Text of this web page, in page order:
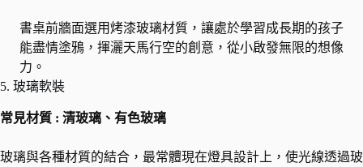
書桌前牆面選用烤漆玻璃材質，讓處於學習成長期的孩子
能盡情塗鴉，揮灑天馬行空的創意，從小啟發無限的想像
力。
5. 玻璃軟裝
常見材質 : 清玻璃、有色玻璃
玻璃與各種材質的結合，最常體現在燈具設計上，使光線透過玻